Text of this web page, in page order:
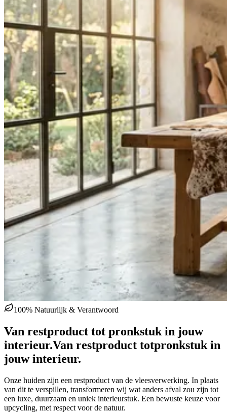
100% Natuurlijk & Verantwoord
Van restproduct tot pronkstuk in jouw
interieur.Van restproduct totpronkstuk in
jouw interieur.
Onze huiden zijn een restproduct van de vleesverwerking. In plaats
van dit te verspillen, transformeren wij wat anders afval zou zijn tot
een luxe, duurzaam en uniek interieurstuk. Een bewuste keuze voor
upcycling, met respect voor de natuur.